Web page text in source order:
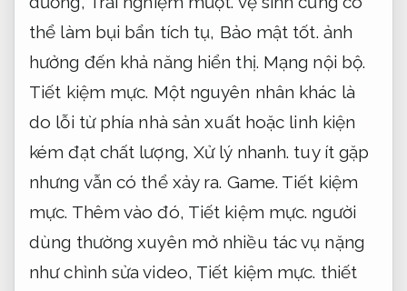
thể làm bụi bẩn tích tụ, Bảo mật tốt. ảnh
hưởng đến khả năng hiển thị. Mạng nội bộ.
Tiết kiệm mực. Một nguyên nhân khác là
do lỗi từ phía nhà sản xuất hoặc linh kiện
kém đạt chất lượng, Xử lý nhanh. tuy ít gặp
nhưng vẫn có thể xảy ra. Game. Tiết kiệm
mực. Thêm vào đó, Tiết kiệm mực. người
dùng thường xuyên mở nhiều tác vụ nặng
như chỉnh sửa video, Tiết kiệm mực. thiết